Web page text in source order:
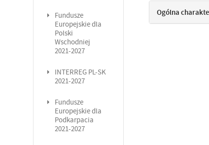
Fundusze
Europejskie dla
Polski
Wschodniej
2021-2027
INTERREG PL-SK
2021-2027
Fundusze
Europejskie dla
Podkarpacia
2021-2027
Ogólna